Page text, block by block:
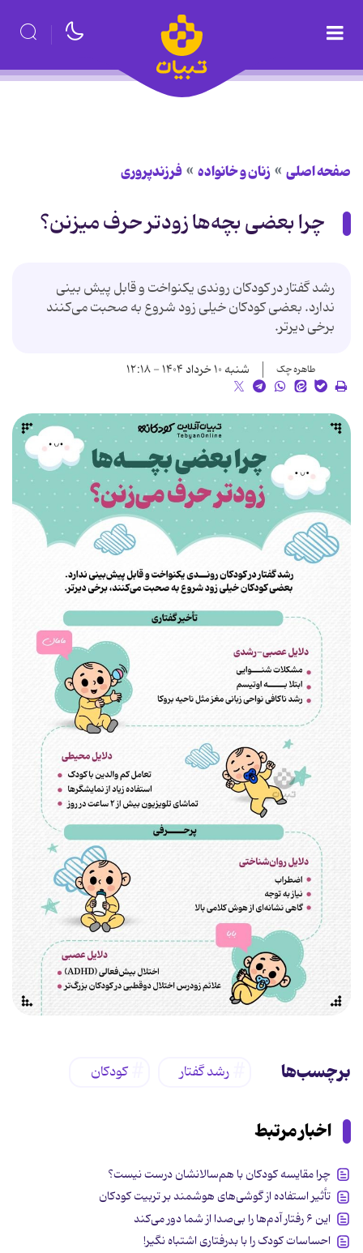
صفحه اصلی زنان و خانواده فرزندپروری
چرا بعضی بچه‌ها زودتر حرف میزنن؟
رشد گفتار در کودکان روندی یکنواخت و قابل پیش بینی
ندارد. بعضی کودکان خیلی زود شروع به صحبت می‌کنند
برخی دیرتر.
طاهره چک شنبه ۱۰ خرداد ۱۴۰۴ - ۱۲:۱۸
برچسب‌ها رشد گفتار کودکان
اخبار مرتبط
چرا مقایسه‌ کودکان با هم‌سالانشان درست نیست؟
تأثیر استفاده از گوشی‌های هوشمند بر تربیت کودکان
این ۶ رفتار آدم‌ها را بی‌صدا از شما دور می‌کند
احساسات کودک را با بدرفتاری اشتباه نگیر!